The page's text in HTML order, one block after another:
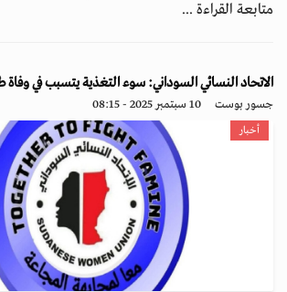
متابعة القراءة ...
الاتحاد النسائي السوداني: سوء التغذية يتسبب في
جسور بوست 10 سبتمبر 2025 - 08:15
أخبار